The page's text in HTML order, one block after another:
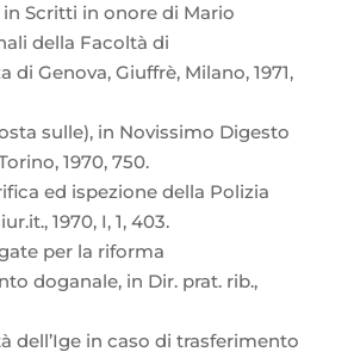
Scritti in onore di Mario
della Facoltà di
di Genova, Giuffrè, Milano, 1971,
sulle), in Novissimo Digesto
1970, 750.
ed ispezione della Polizia
1970, I, 1, 403.
per la riforma
doganale, in Dir. prat. rib.,
dell’Ige in caso di trasferimento